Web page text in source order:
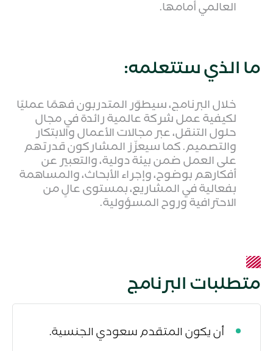
العالمي أمامها.
ما الذي ستتعلمه:
خلال البرنامج، سيطوّر المتدربون فهمًا عمليًا
لكيفية عمل شركة عالمية رائدة في مجال
حلول التنقل، عبر مجالات الأعمال والابتكار
والتصميم. كما سيعزّز المشاركون قدرتهم
على العمل ضمن بيئة دولية، والتعبير عن
أفكارهم بوضوح، وإجراء الأبحاث، والمساهمة
بفعالية في المشاريع، بمستوى عالٍ من
الاحترافية وروح المسؤولية.
متطلبات البرنامج
أن يكون المتقدم سعودي الجنسية.